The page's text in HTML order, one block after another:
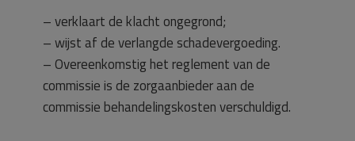
– verklaart de klacht ongegrond;
– wijst af de verlangde schadevergoeding.
– Overeenkomstig het reglement van de
commissie is de zorgaanbieder aan de
commissie behandelingskosten verschuldigd.